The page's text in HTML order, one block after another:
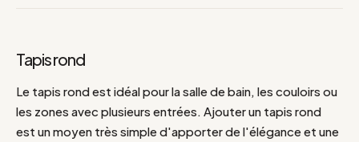
Tapis rond
Le tapis rond est idéal pour la salle de bain, les couloirs ou
les zones avec plusieurs entrées. Ajouter un tapis rond
est un moyen très simple d'apporter de l'élégance et une